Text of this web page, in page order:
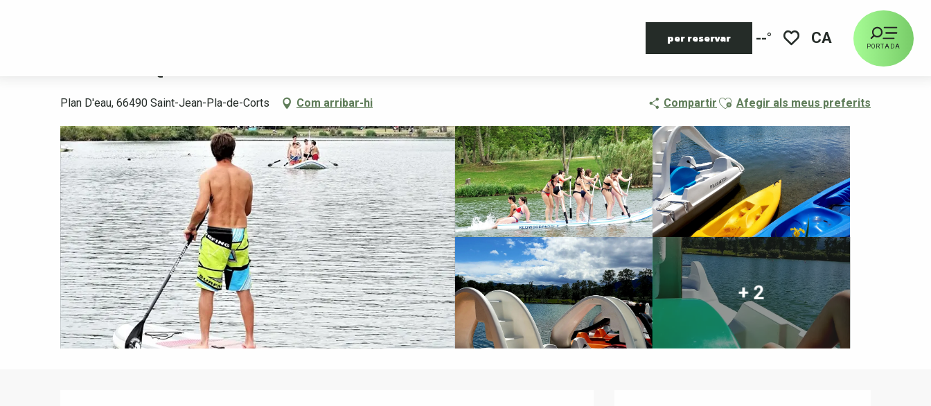
--°
per reservar CA PORTADA
Plan D'eau, 66490 Saint-Jean-Pla-de-Corts Com arribar-hi Compartir Ajouter aux favoris
Afegir als meus preferits
+ 2